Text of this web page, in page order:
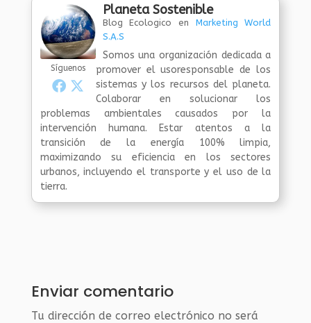
Síguenos
Planeta Sostenible
Blog Ecologico en Marketing World
S.A.S
Somos una organización dedicada a
promover el usoresponsable de los
sistemas y los recursos del planeta.
Colaborar en solucionar los
problemas ambientales causados por la
intervención humana. Estar atentos a la
transición de la energía 100% limpia,
maximizando su eficiencia en los sectores
urbanos, incluyendo el transporte y el uso de la
tierra.
Enviar comentario
Tu dirección de correo electrónico no será